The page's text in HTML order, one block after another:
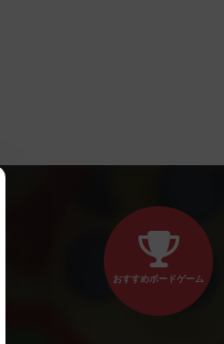
おすすめボードゲーム